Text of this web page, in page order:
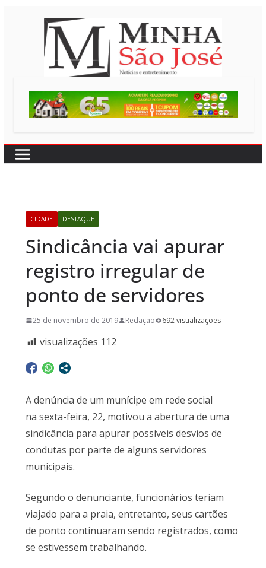
CIDADE DESTAQUE
Sindicância vai apurar
registro irregular de
ponto de servidores
25 de novembro de 2019 Redação 692 visualizações
visualizações 112
A denúncia de um munícipe em rede social
na sexta-feira, 22, motivou a abertura de uma
sindicância para apurar possíveis desvios de
condutas por parte de alguns servidores
municipais.
Segundo o denunciante, funcionários teriam
viajado para a praia, entretanto, seus cartões
de ponto continuaram sendo registrados, como
se estivessem trabalhando.